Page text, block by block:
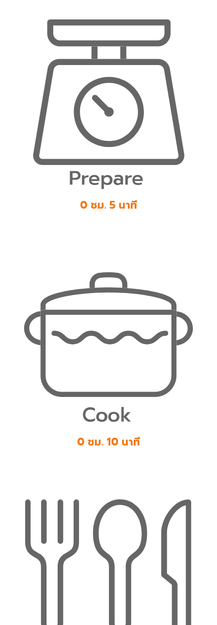
0 ชม. 5 นาที
0 ชม. 10 นาที